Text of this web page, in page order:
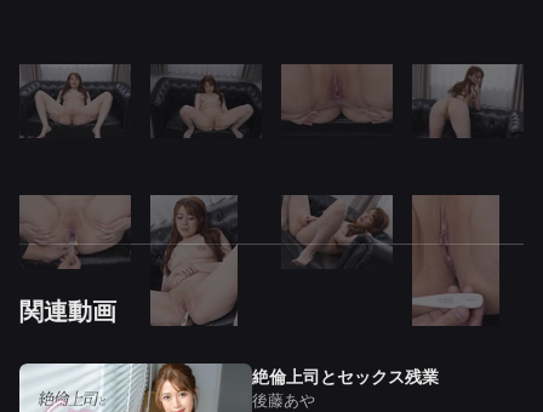
関連動画
絶倫上司とセックス残業
後藤あや